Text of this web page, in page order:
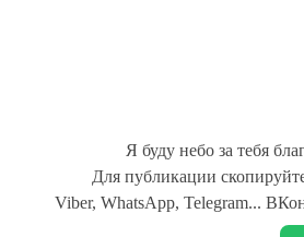
Я буду небо за тебя
Для публикации
Viber, WhatsApp, Telegram...